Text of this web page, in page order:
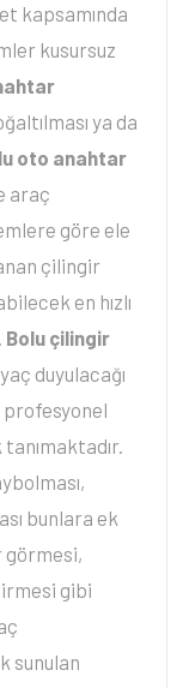
kapsamında
kusursuz
ya da
oto anahtar
araç
göre ele
çilingir
en hızlı
Bolu çilingir
duyulacağı
bunlara ek
görmesi,
gibi
sunulan